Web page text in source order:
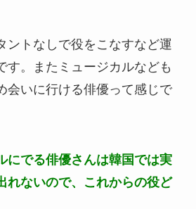
ントなしで役をこなすなど運
す。またミュージカルなども
会いに行ける俳優って感じで
にでる俳優さんは韓国では実
れないので、これからの役ど